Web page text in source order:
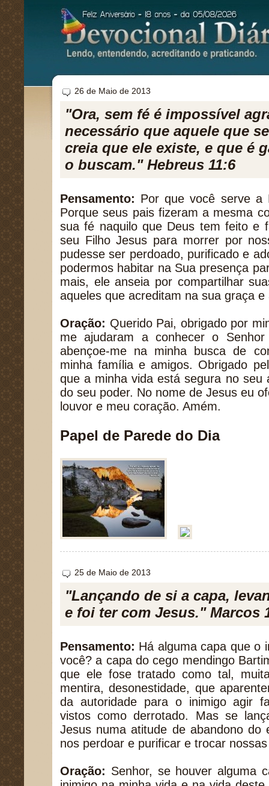
26 de Maio de 2013
"Ora, sem fé é impossível
necessário que aquele que
creia que ele existe, e que é
o buscam." Hebreus 11:6
Pensamento: Por que você serve a
Porque seus pais fizeram a mesma
sua fé naquilo que Deus tem feito e
seu Filho Jesus para morrer por
pudesse ser perdoado, purificado e
podermos habitar na Sua presença
mais, ele anseia por compartilhar
aqueles que acreditam na sua graça e
Oração: Querido Pai, obrigado por
me ajudaram a conhecer o
abençoe-me na minha busca de
minha família e amigos. Obrigado
que a minha vida está segura no seu
do seu poder. No nome de Jesus eu
louvor e meu coração. Amém.
Papel de Parede do Dia
25 de Maio de 2013
"Lançando de si a capa,
e foi ter com Jesus." Marcos
Pensamento: Há alguma capa que o
você? a capa do cego mendingo
que ele fose tratado como tal,
mentira, desonestidade, que
da autoridade para o inimigo agir
vistos como derrotado. Mas se
Jesus numa atitude de abandono
nos perdoar e purificar e trocar
Oração: Senhor, se houver alguma